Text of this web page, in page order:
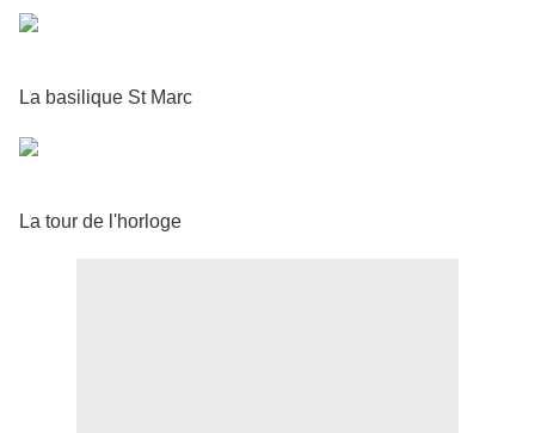
La basilique St Marc
La tour de l'horloge